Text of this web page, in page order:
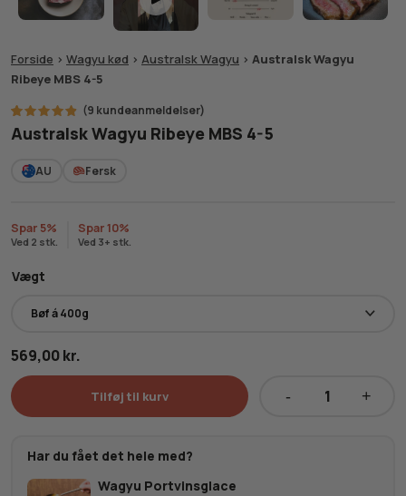
Forside > Wagyu kød > Australsk Wagyu > Australsk Wagyu
Ribeye MBS 4-5
Bedømt
som
baseret
9
(9 kundeanmeldelser)
Australsk Wagyu Ribeye MBS 4-5
AU Fersk
Spar 5%
Ved 2 stk.
Spar 10%
Ved 3+ stk.
Vægt
569,00kr.
Har du fået det hele med?
Wagyu Portvinsglace
Tilføj til kurv